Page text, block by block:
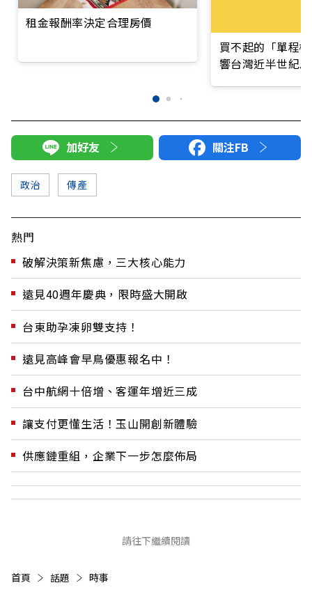
租金報酬率決定合理房價
買不起的「單程
響台灣近半世紀
加好友 關注FB
政治 傳產
熱門
破解決策新焦慮，三大核心能力
遠見40週年慶典，限時盛大開啟
台東助孕凍卵雙支持！
遠見高峰會早鳥優惠報名中！
台中航網十倍增、客運年增近三成
讓支付更懂生活！玉山開創新體驗
供應鏈重組，企業下一步怎麼佈局
請往下繼續閱讀
首頁 話題 時事